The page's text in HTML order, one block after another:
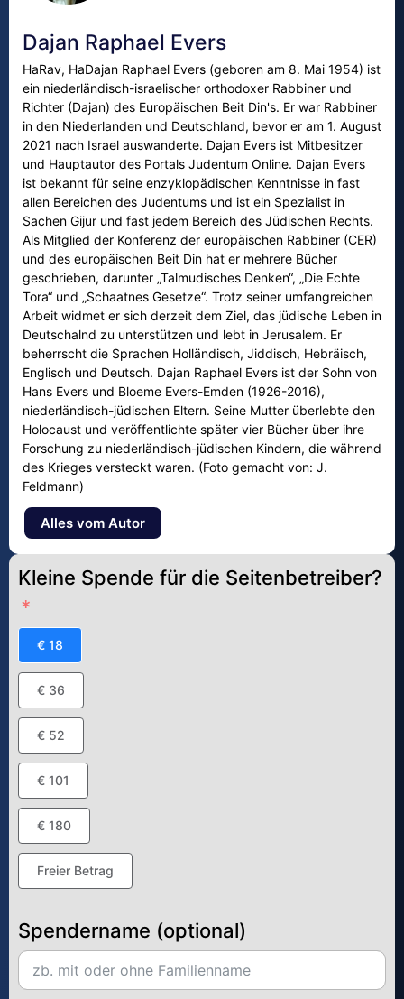
Dajan Raphael Evers
HaRav, HaDajan Raphael Evers (geboren am 8. Mai 1954) ist
ein niederländisch-israelischer orthodoxer Rabbiner und
Richter (Dajan) des Europäischen Beit Din's. Er war Rabbiner
in den Niederlanden und Deutschland, bevor er am 1. August
2021 nach Israel auswanderte. Dajan Evers ist Mitbesitzer
und Hauptautor des Portals Judentum Online. Dajan Evers
ist bekannt für seine enzyklopädischen Kenntnisse in fast
allen Bereichen des Judentums und ist ein Spezialist in
Sachen Gijur und fast jedem Bereich des Jüdischen Rechts.
Als Mitglied der Konferenz der europäischen Rabbiner (CER)
und des europäischen Beit Din hat er mehrere Bücher
geschrieben, darunter „Talmudisches Denken“, „Die Echte
Tora“ und „Schaatnes Gesetze“. Trotz seiner umfangreichen
Arbeit widmet er sich derzeit dem Ziel, das jüdische Leben in
Deutschalnd zu unterstützen und lebt in Jerusalem. Er
beherrscht die Sprachen Holländisch, Jiddisch, Hebräisch,
Englisch und Deutsch. Dajan Raphael Evers ist der Sohn von
Hans Evers und Bloeme Evers-Emden (1926-2016),
niederländisch-jüdischen Eltern. Seine Mutter überlebte den
Holocaust und veröffentlichte später vier Bücher über ihre
Forschung zu niederländisch-jüdischen Kindern, die während
des Krieges versteckt waren. (Foto gemacht von: J.
Feldmann)
Alles vom Autor
Kleine Spende für die Seitenbetreiber?
€ 18
€ 36
€ 52
€ 101
€ 180
Freier Betrag
Spendername (optional)